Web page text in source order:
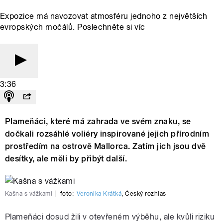
Expozice má navozovat atmosféru jednoho z největších
evropských močálů. Poslechněte si víc
3:36
Plameňáci, které má zahrada ve svém znaku, se
dočkali rozsáhlé voliéry inspirované jejich přírodním
prostředím na ostrově Mallorca. Zatím jich jsou dvě
desítky, ale měli by přibýt další.
Kašna s vážkami foto: Veronika Krátká,Český rozhlas
Plameňáci dosud žili v otevřeném výběhu, ale kvůli riziku